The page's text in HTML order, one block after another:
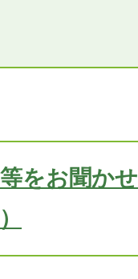
をお聞か